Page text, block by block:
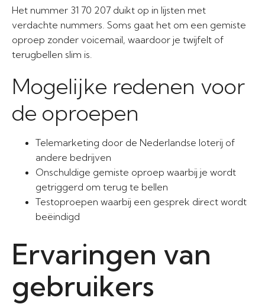
Het nummer 31 70 207 duikt op in lijsten met
verdachte nummers. Soms gaat het om een gemiste
oproep zonder voicemail, waardoor je twijfelt of
terugbellen slim is.
Mogelijke redenen voor
de oproepen
Telemarketing door de Nederlandse loterij of
andere bedrijven
Onschuldige gemiste oproep waarbij je wordt
getriggerd om terug te bellen
Testoproepen waarbij een gesprek direct wordt
beëindigd
Ervaringen van
gebruikers